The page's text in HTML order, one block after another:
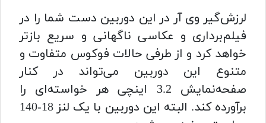
لرزش‌گیر وی آر در این دوربین دست شما را در
فیلم‌برداری و عکاسی ناگهانی و سریع بازتر
خواهد کرد و از طرفی حالات فوکوس متفاوت و
متنوع این دوربین می‌تواند در کنار
صفحه‌نمایش 3.2 اینچی هر خواسته‌ای را
برآورده کند. البته این دوربین با یک لنز 18-140